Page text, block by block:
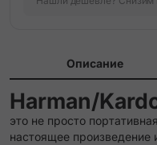
Описание
Harman/
это не просто
настоящее произведение